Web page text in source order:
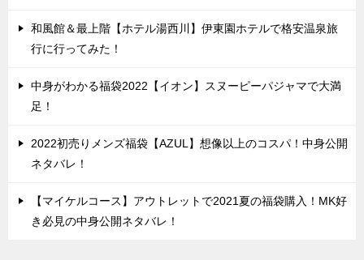
和風館＆最上階【ホテル湯西川】伊東園ホテルで格安温泉旅
行に行ってみた！
中身がわかる福袋2022【イオン】スヌーピーパジャマで大満
足！
2022初売りメンズ福袋【AZUL】想像以上のコスパ！中身公開
ネタバレ！
【マイケルコース】アウトレットで2021夏の福袋購入！MK好
き必見の中身公開ネタバレ！